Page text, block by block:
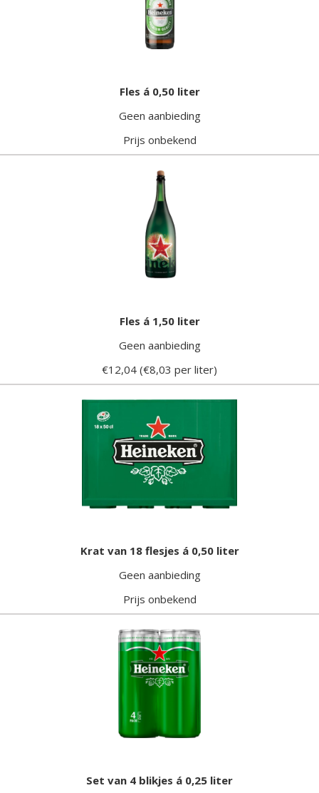
Fles á 0,50 liter
Geen aanbieding
Prijs onbekend
Fles á 1,50 liter
Geen aanbieding
€12,04 (€8,03 per liter)
Krat van 18 flesjes á 0,50 liter
Geen aanbieding
Prijs onbekend
Set van 4 blikjes á 0,25 liter